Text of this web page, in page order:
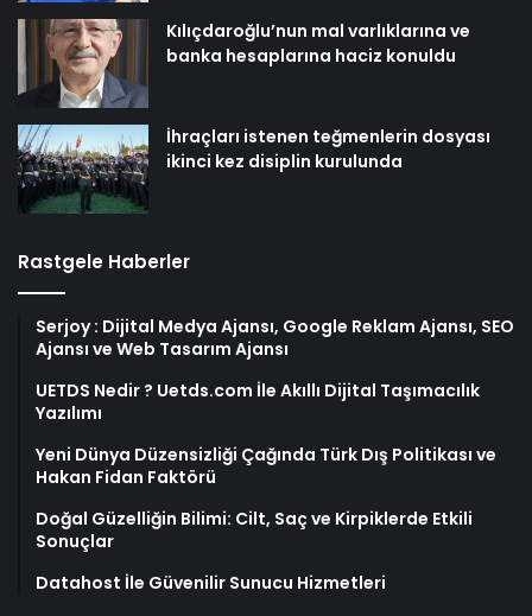
Kılıçdaroğlu’nun mal varlıklarına ve
banka hesaplarına haciz konuldu
İhraçları istenen teğmenlerin dosyası
ikinci kez disiplin kurulunda
Rastgele Haberler
Serjoy : Dijital Medya Ajansı, Google Reklam Ajansı, SEO
Ajansı ve Web Tasarım Ajansı
UETDS Nedir ? Uetds.com İle Akıllı Dijital Taşımacılık
Yazılımı
Yeni Dünya Düzensizliği Çağında Türk Dış Politikası ve
Hakan Fidan Faktörü
Doğal Güzelliğin Bilimi: Cilt, Saç ve Kirpiklerde Etkili
Sonuçlar
Datahost İle Güvenilir Sunucu Hizmetleri